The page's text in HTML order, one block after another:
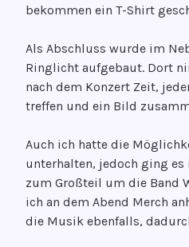
bekommen ein T-Shirt
Als Abschluss wurde im
Ringlicht aufgebaut. Dort
nach dem Konzert Zeit,
treffen und ein Bild
Auch ich hatte die
unterhalten, jedoch ging es
zum Großteil um die Band
ich an dem Abend Merch
die Musik ebenfalls,